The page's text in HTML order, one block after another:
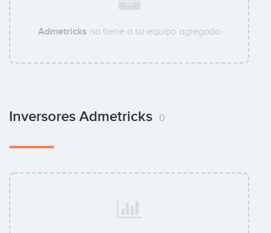
Admetricks no tiene a su equipo agregado
Inversores Admetricks 0